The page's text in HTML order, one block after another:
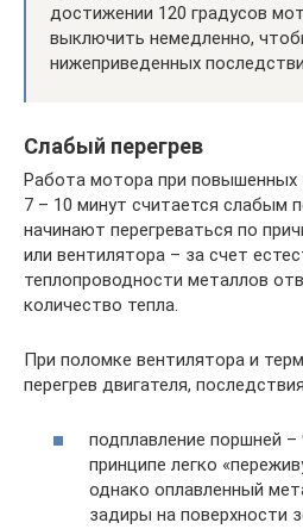
достижении 120 градусов
выключить немедленно,
нижеприведенных
Слабый перегрев
Работа мотора при повышенных
7 – 10 минут считается слабым
начинают перегреваться по
или вентилятора – за счет
теплопроводности металлов
количество тепла.
При поломке вентилятора и
перегрев двигателя,
подплавление поршней
принципе легко
однако оплавленный
задиры на поверхности